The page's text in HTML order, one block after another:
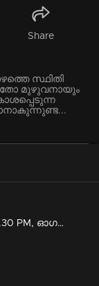
Share
സ്ഥിതി
മുഴുവനായും
സ്പീഡ് ന്യൂസ് 9.30 PM, ഓഗസ്റ്റ് 06, 2026 | Speed News